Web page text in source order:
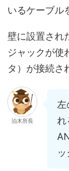
いるケーブル
壁に設置され
ジャックが使
タ）が接続さ
泊木所長
左
れ
ッ